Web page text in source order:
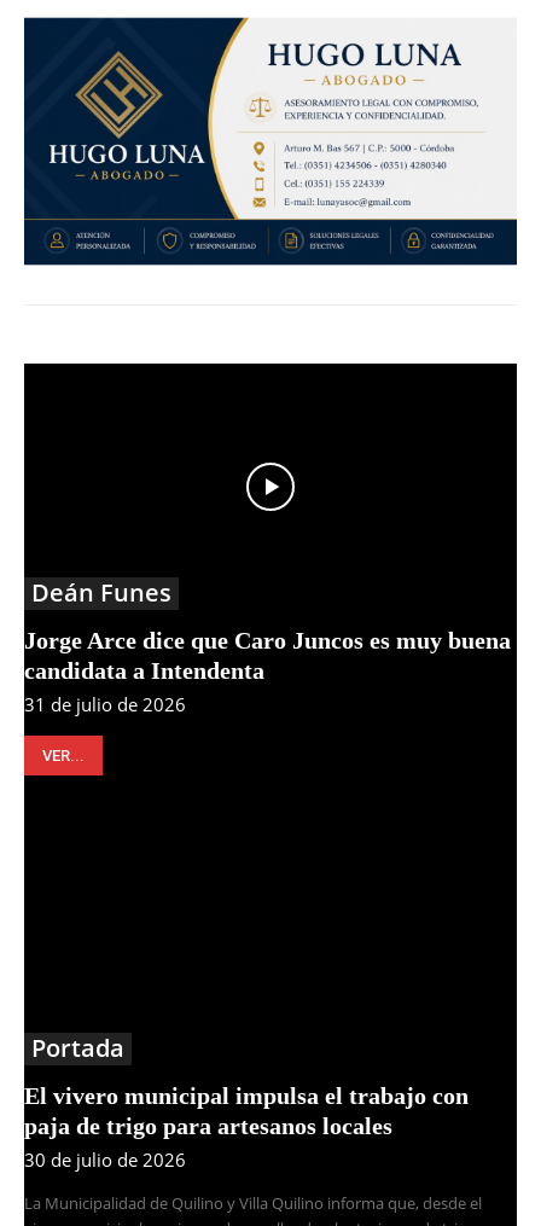
Deán Funes
Jorge Arce dice que Caro Juncos es muy buena
candidata a Intendenta
31 de julio de 2026
VER...
Portada
El vivero municipal impulsa el trabajo con
paja de trigo para artesanos locales
30 de julio de 2026
La Municipalidad de Quilino y Villa Quilino informa que, desde el